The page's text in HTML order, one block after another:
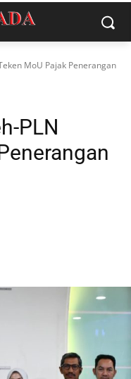
MoU Pajak Penerangan
PLN